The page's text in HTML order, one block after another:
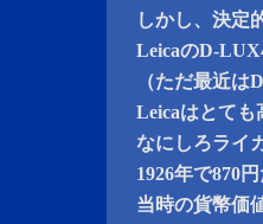
しかし、決定
LeicaのD-
（ただ最近
Leicaはとても
なにしろライ
1926年で870
当時の貨幣価